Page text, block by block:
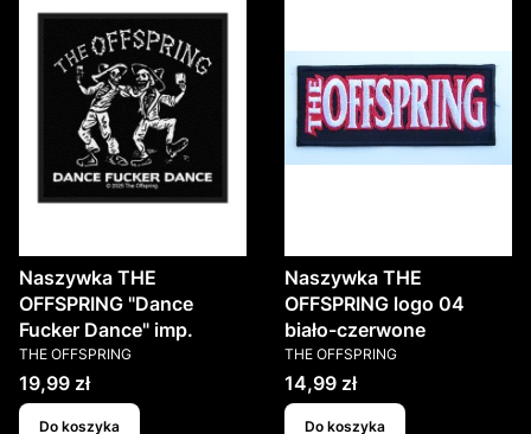
Naszywka THE
OFFSPRING "Dance
Fucker Dance" imp.
PRODUCENT
THE OFFSPRING
Cena
19,99 zł
Do koszyka
Naszywka THE
OFFSPRING logo 04
biało-czerwone
PRODUCENT
THE OFFSPRING
Cena
14,99 zł
Do koszyka